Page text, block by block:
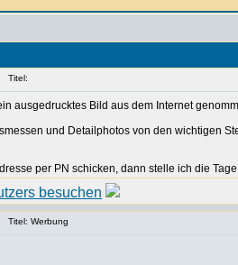
Titel:
ausgedrucktes Bild aus dem Internet
und Detailphotos von den wichtigen
per PN schicken, dann stelle ich die
Titel: Werbung